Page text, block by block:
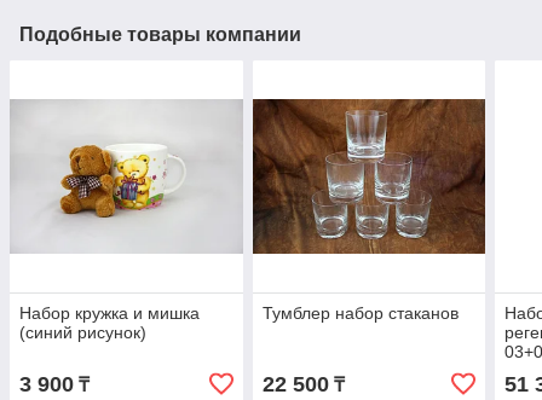
Подобные товары компании
Набор кружка и мишка
(синий рисунок)
3 900 ₸
Тумблер набор стаканов
22 500₸ 51